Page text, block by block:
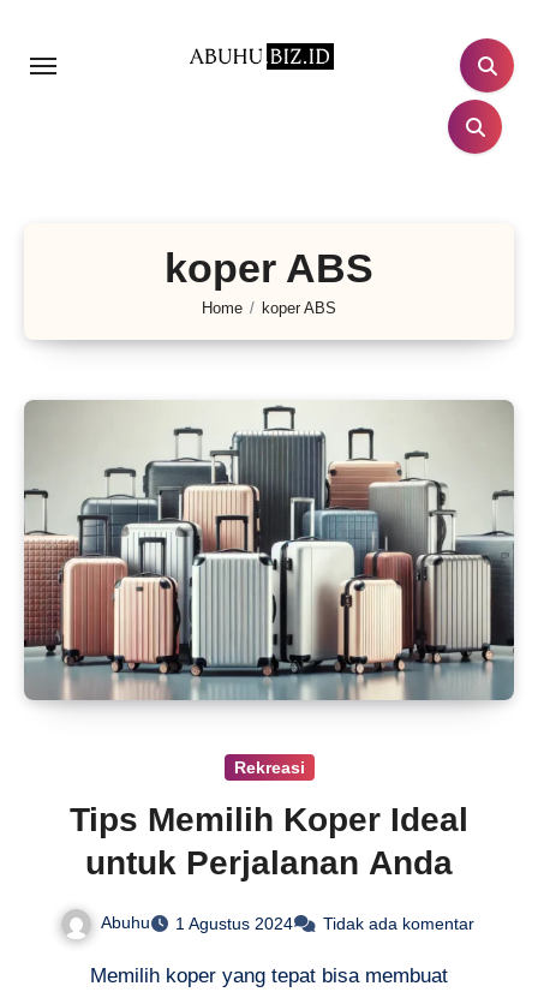
koper ABS
Home koper ABS
Rekreasi
Tips Memilih Koper Ideal
untuk Perjalanan Anda
Abuhu 1 Agustus 2024 Tidak ada komentar
Memilih koper yang tepat bisa membuat